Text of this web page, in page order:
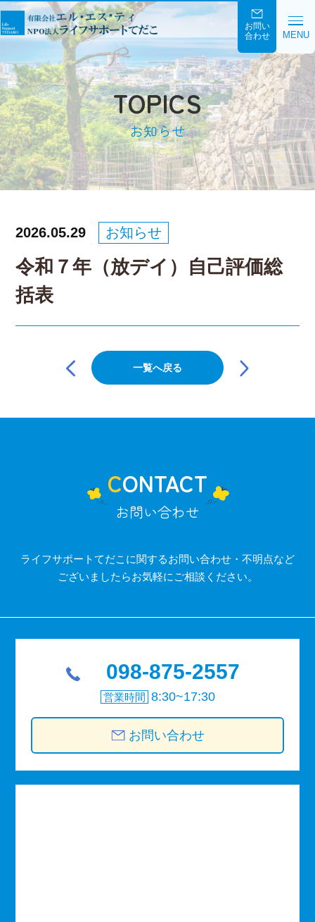
お問い
合わせ
MENU
TOPICS
お知らせ
令和７年（放デイ）自己評価総
括表
2026.05.29 お知らせ
シ
一覧へ戻る
CONTACT
お問い合わせ
ライフサポートてだこに関するお問い合わせ・不明点など
ございましたらお気軽にご相談ください。
098-875-2557
営業時間 8:30~17:30
お問い合わせ